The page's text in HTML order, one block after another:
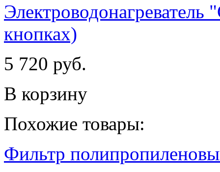
кнопках)
5 720 руб.
В корзину
Похожие товары:
Фильтр